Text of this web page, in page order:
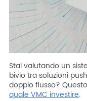
Stai valutando un
bivio tra soluzioni
doppio flusso?
quale VMC investire.